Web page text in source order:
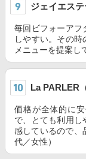
ジェイエス
毎回ビフォーアフ
しやすい。その
メニューを提案し
La PARLER
価格が全体的に
で、とても利用
感しているので、
代／女性）